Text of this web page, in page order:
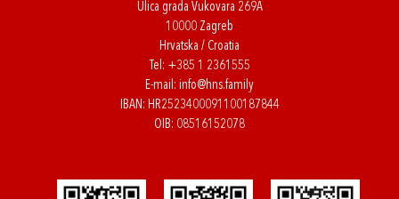
Ulica grada Vukovara 269A
10000 Zagreb
Hrvatska / Croatia
Tel: +385 1 2361555
E-mail: info@hns.family
IBAN: HR2523400091100187844
OIB: 08516152078